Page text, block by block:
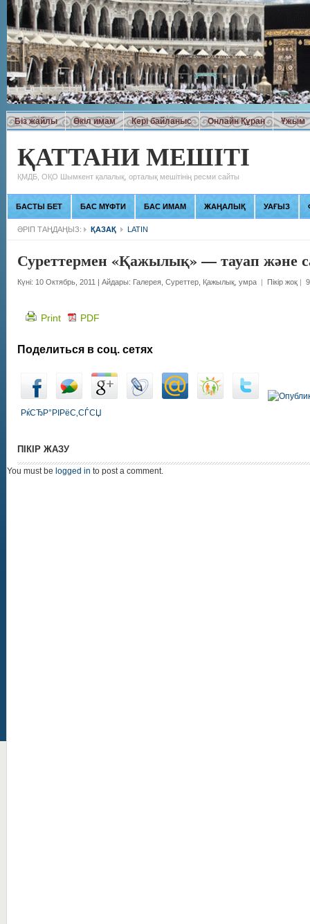
Біз жайлы Өкіл имам Кері байланыс Онлайн Құран Ұжым
ҚАТТАНИ МЕШІТІ
ҚМДБ, ОҚО Шымкент қалалық, орталық мешітінің ресми сайты
БАСТЫ БЕТ БАС МҮФТИ БАС ИМАМ ЖАҢАЛЫҚ УАҒЫЗ
ӘРІП ТАҢДАҢЫЗ: ҚАЗАҚ LATIN
Суреттермен «Қажылық» — тауап және
Күні: 10 Октябрь, 2011 | Айдары: Галерея, Суреттер, Қажылық, умра | Пікір жоқ |
Print PDF
Поделиться в соц. сетях
РќСЂР°РІРёС‚СЃСЏ
ПІКІР ЖАЗУ
You must be logged in to post a comment.